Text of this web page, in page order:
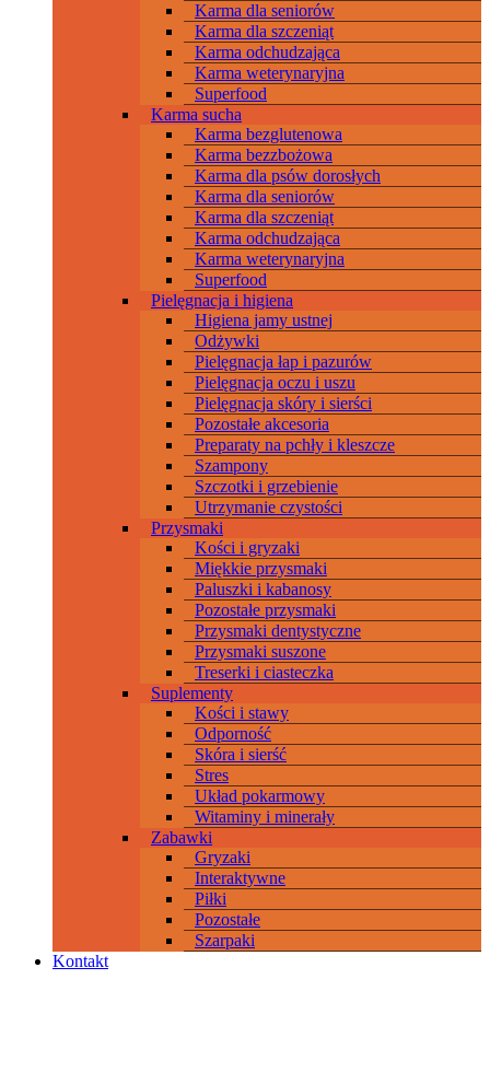
Karma dla seniorów
Karma dla szczeniąt
Karma odchudzająca
Karma weterynaryjna
Superfood
Karma sucha
Karma bezglutenowa
Karma bezzbożowa
Karma dla psów dorosłych
Karma dla seniorów
Karma dla szczeniąt
Karma odchudzająca
Karma weterynaryjna
Superfood
Pielęgnacja i higiena
Higiena jamy ustnej
Odżywki
Pielęgnacja łap i pazurów
Pielęgnacja oczu i uszu
Pielęgnacja skóry i sierści
Pozostałe akcesoria
Preparaty na pchły i kleszcze
Szampony
Szczotki i grzebienie
Utrzymanie czystości
Przysmaki
Kości i gryzaki
Miękkie przysmaki
Paluszki i kabanosy
Pozostałe przysmaki
Przysmaki dentystyczne
Przysmaki suszone
Treserki i ciasteczka
Suplementy
Kości i stawy
Odporność
Skóra i sierść
Stres
Układ pokarmowy
Witaminy i minerały
Zabawki
Gryzaki
Interaktywne
Piłki
Pozostałe
Szarpaki
Kontakt